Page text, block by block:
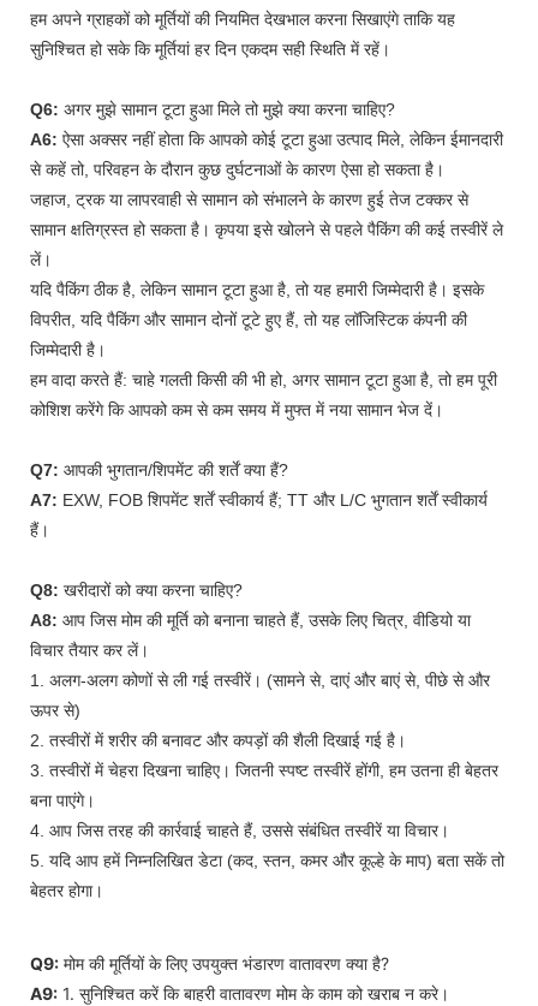
हम अपने ग्राहकों को मूर्तियों की नियमित देखभाल करना सिखाएंगे ताकि यह
सुनिश्चित हो सके कि मूर्तियां हर दिन एकदम सही स्थिति में रहें।
Q6: अगर मुझे सामान टूटा हुआ मिले तो मुझे क्या करना चाहिए?
A6: ऐसा अक्सर नहीं होता कि आपको कोई टूटा हुआ उत्पाद मिले, लेकिन ईमानदारी
से कहें तो, परिवहन के दौरान कुछ दुर्घटनाओं के कारण ऐसा हो सकता है।
जहाज, ट्रक या लापरवाही से सामान को संभालने के कारण हुई तेज टक्कर से
सामान क्षतिग्रस्त हो सकता है। कृपया इसे खोलने से पहले पैकिंग की कई तस्वीरें ले
लें।
यदि पैकिंग ठीक है, लेकिन सामान टूटा हुआ है, तो यह हमारी जिम्मेदारी है। इसके
विपरीत, यदि पैकिंग और सामान दोनों टूटे हुए हैं, तो यह लॉजिस्टिक कंपनी की
जिम्मेदारी है।
हम वादा करते हैं: चाहे गलती किसी की भी हो, अगर सामान टूटा हुआ है, तो हम पूरी
कोशिश करेंगे कि आपको कम से कम समय में मुफ्त में नया सामान भेज दें।
Q7: आपकी भुगतान/शिपमेंट की शर्तें क्या हैं?
A7: EXW, FOB शिपमेंट शर्तें स्वीकार्य हैं; TT और L/C भुगतान शर्तें स्वीकार्य
हैं।
Q8: खरीदारों को क्या करना चाहिए?
A8: आप जिस मोम की मूर्ति को बनाना चाहते हैं, उसके लिए चित्र, वीडियो या
विचार तैयार कर लें।
1. अलग-अलग कोणों से ली गई तस्वीरें। (सामने से, दाएं और बाएं से, पीछे से और
ऊपर से)
2. तस्वीरों में शरीर की बनावट और कपड़ों की शैली दिखाई गई है।
3. तस्वीरों में चेहरा दिखना चाहिए। जितनी स्पष्ट तस्वीरें होंगी, हम उतना ही बेहतर
बना पाएंगे।
4. आप जिस तरह की कार्रवाई चाहते हैं, उससे संबंधित तस्वीरें या विचार।
5. यदि आप हमें निम्नलिखित डेटा (कद, स्तन, कमर और कूल्हे के माप) बता सकें तो
बेहतर होगा।
Q9: मोम की मूर्तियों के लिए उपयुक्त भंडारण वातावरण क्या है?
A9: 1. सुनिश्चित करें कि बाहरी वातावरण मोम के काम को खराब न करे।